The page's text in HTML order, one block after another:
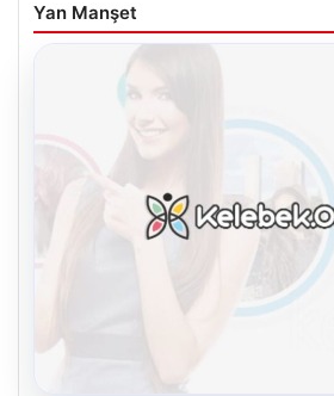
Yan Manşet